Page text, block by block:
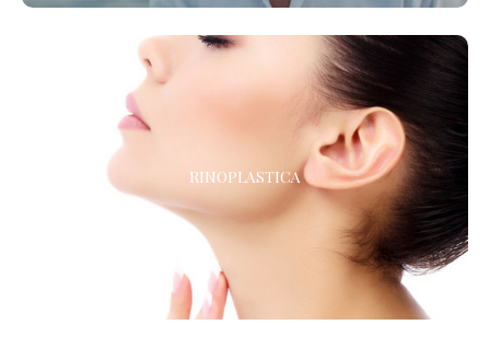
RINOPLASTICA
La chirurgia estetica del naso